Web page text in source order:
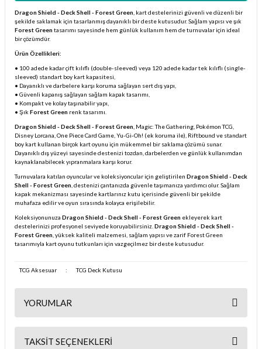
Dragon Shield - Deck Shell - Forest Green , kart destelerinizi güvenli ve düzenli bir
şekilde saklamak için tasarlanmış dayanıklı bir deste kutusudur. Sağlam yapısı ve şık
Forest Green tasarımı sayesinde hem günlük kullanım hem de turnuvalar için ideal
bir çözümdür.
Ürün Özellikleri:
• 100 adede kadar çift kılıflı (double-sleeved) veya 120 adede kadar tek kılıflı (single-
sleeved) standart boy kart kapasitesi,
• Dayanıklı ve darbelere karşı koruma sağlayan sert dış yapı,
• Güvenli kapanış sağlayan sağlam kapak tasarımı,
• Kompakt ve kolay taşınabilir yapı,
• Şık Forest Green renk tasarımı.
Dragon Shield - Deck Shell - Forest Green , Magic: The Gathering, Pokémon TCG,
Disney Lorcana, One Piece Card Game, Yu-Gi-Oh! (ek koruma ile), Riftbound ve standart
boy kart kullanan birçok kart oyunu için mükemmel bir saklama çözümü sunar.
Dayanıklı dış yüzeyi sayesinde destenizi tozdan, darbelerden ve günlük kullanımdan
kaynaklanabilecek yıpranmalara karşı korur.
Turnuvalara katılan oyuncular ve koleksiyoncular için geliştirilen Dragon Shield - Deck
Shell - Forest Green , destenizi çantanızda güvenle taşımanıza yardımcı olur. Sağlam
kapak mekanizması sayesinde kartlarınız kutu içerisinde güvenli bir şekilde
muhafaza edilir ve oyun sırasında kolayca erişilebilir.
Koleksiyonunuza Dragon Shield - Deck Shell - Forest Green ekleyerek kart
destelerinizi profesyonel seviyede koruyabilirsiniz. Dragon Shield - Deck Shell -
Forest Green , yüksek kaliteli malzemesi, sağlam yapısı ve zarif Forest Green
tasarımıyla kart oyunu tutkunları için vazgeçilmez bir deste kutusudur.
TCG Aksesuar : TCG Deck Kutusu
YORUMLAR
TAKSIT SEÇENEKLERI